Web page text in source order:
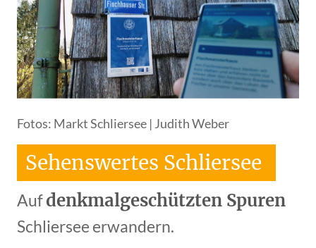
Fotos: Markt Schliersee | Judith Weber
Sehenswertes Schliersee
Aufdenkmalgeschützten Spuren
Schliersee erwandern.